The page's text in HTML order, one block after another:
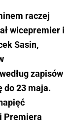
raczej
wicepremier i
Sasin,
zapisów
do 23 maja.
Premiera